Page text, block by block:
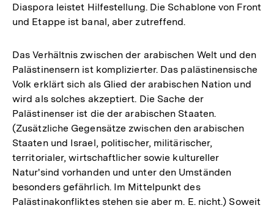
Diaspora leistet Hilfestellung. Die Schablone von Front
und Etappe ist banal, aber zutreffend.
Das Verhältnis zwischen der arabischen Welt und den
Palästinensern ist komplizierter. Das palästinensische
Volk erklärt sich als Glied der arabischen Nation und
wird als solches akzeptiert. Die Sache der
Palästinenser ist die der arabischen Staaten.
(Zusätzliche Gegensätze zwischen den arabischen
Staaten und Israel, politischer, militärischer,
territorialer, wirtschaftlicher sowie kultureller
Natur'sind vorhanden und unter den Umständen
besonders gefährlich. Im Mittelpunkt des
Palästinakonfliktes stehen sie aber m. E. nicht.) Soweit